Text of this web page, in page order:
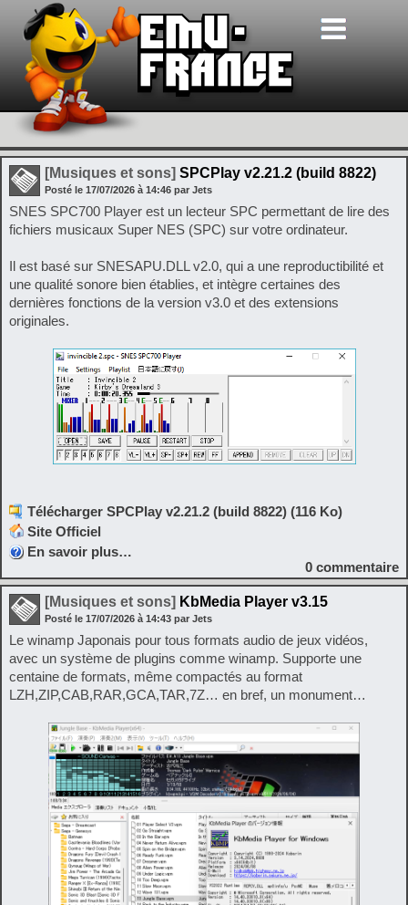
[Musiques et sons] SPCPlay v2.21.2 (build 8822)
Posté le 17/07/2026 à 14:46 par Jets
SNES SPC700 Player est un lecteur SPC permettant de lire des
fichiers musicaux Super NES (SPC) sur votre ordinateur.
Il est basé sur SNESAPU.DLL v2.0, qui a une reproductibilité et
une qualité sonore bien établies, et intègre certaines des
dernières fonctions de la version v3.0 et des extensions
originales.
Télécharger SPCPlay v2.21.2 (build 8822) (116 Ko)
Site Officiel
En savoir plus…
0 commentaire
[Musiques et sons] KbMedia Player v3.15
Posté le 17/07/2026 à 14:43 par Jets
Le winamp Japonais pour tous formats audio de jeux vidéos,
avec un système de plugins comme winamp. Supporte une
centaine de formats, même compactés au format
LZH,ZIP,CAB,RAR,GCA,TAR,7Z… en bref, un monument…